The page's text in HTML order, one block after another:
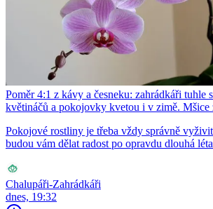
Poměr 4:1 z kávy a česneku: zahrádkáři tuhle
květináčů a pokojovky kvetou i v zimě. Mšice
Pokojové rostliny je třeba vždy správně
budou vám dělat radost po opravdu dlouhá
Chalupáři-Zahrádkáři
dnes, 19:32